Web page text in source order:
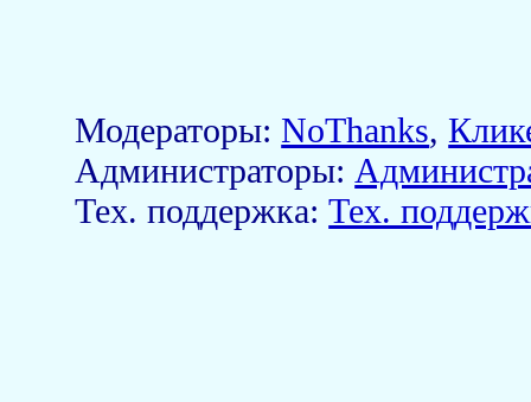
Модераторы:NoThanks,
Aдминистраторы:
Тех. поддержка:Тех.